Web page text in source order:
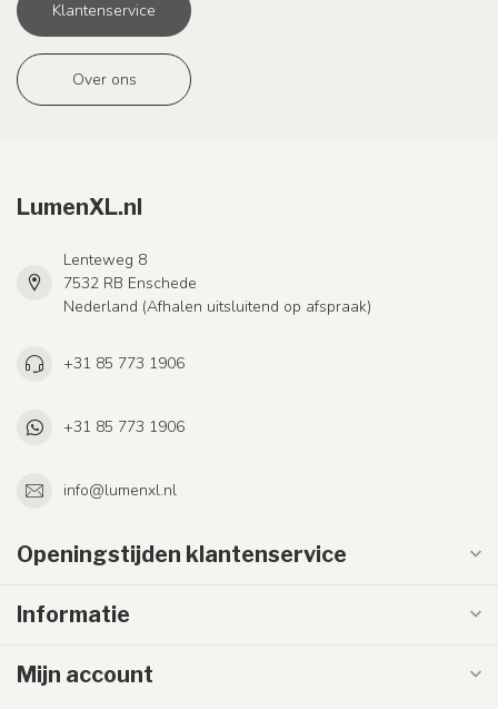
Klantenservice
Over ons
LumenXL.nl
Lenteweg 8
7532 RB Enschede
Nederland (Afhalen uitsluitend op afspraak)
+31 85 773 1906
+31 85 773 1906
info@lumenxl.nl
Openingstijden klantenservice
Informatie
Mijn account